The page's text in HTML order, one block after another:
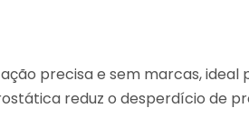
precisa e sem marcas,
reduz o desperdício de